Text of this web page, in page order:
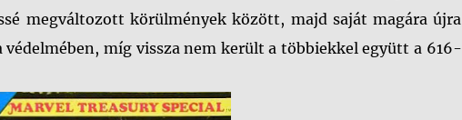
megváltozott körülmények között, majd saját magára újra
míg vissza nem került a többiekkel együtt a 616-